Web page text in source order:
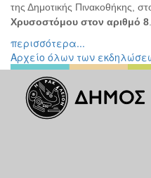
της Δημοτικής Πινακοθήκης,
Χρυσοστόμου στον αριθμό 8
περισσότερα...
Αρχείο όλων των